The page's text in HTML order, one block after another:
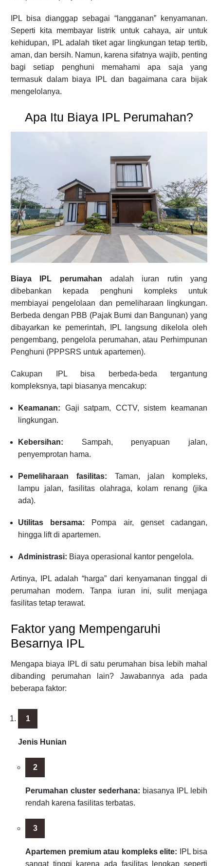
IPL bisa dianggap sebagai “langganan” kenyamanan.
Seperti kita membayar listrik untuk cahaya, air untuk
kehidupan, IPL adalah tiket agar lingkungan tetap tertib,
aman, dan bersih. Namun, karena sifatnya wajib, penting
bagi setiap penghuni memahami apa saja yang
termasuk dalam biaya IPL dan bagaimana cara bijak
mengelolanya.
Apa Itu Biaya IPL Perumahan?
Biaya IPL perumahan adalah iuran rutin yang
dibebankan kepada penghuni kompleks untuk
membiayai pengelolaan dan pemeliharaan lingkungan.
Berbeda dengan PBB (Pajak Bumi dan Bangunan) yang
dibayarkan ke pemerintah, IPL langsung dikelola oleh
pengembang, pengelola perumahan, atau Perhimpunan
Penghuni (PPPSRS untuk apartemen).
Cakupan IPL bisa berbeda-beda tergantung
kompleksnya, tapi biasanya mencakup:
Keamanan: Gaji satpam, CCTV, sistem keamanan
lingkungan.
Kebersihan: Sampah, penyapuan jalan,
penyemprotan hama.
Pemeliharaan fasilitas: Taman, jalan kompleks,
lampu jalan, fasilitas olahraga, kolam renang (jika
ada).
Utilitas bersama: Pompa air, genset cadangan,
hingga lift di apartemen.
Administrasi: Biaya operasional kantor pengelola.
Artinya, IPL adalah “harga” dari kenyamanan tinggal di
perumahan modern. Tanpa iuran ini, sulit menjaga
fasilitas tetap terawat.
Faktor yang Mempengaruhi
Besarnya IPL
Mengapa biaya IPL di satu perumahan bisa lebih mahal
dibanding perumahan lain? Jawabannya ada pada
beberapa faktor:
Jenis Hunian
Perumahan cluster sederhana: biasanya IPL lebih
rendah karena fasilitas terbatas.
Apartemen premium atau kompleks elite: IPL bisa
sangat tinggi karena ada fasilitas lengkap seperti